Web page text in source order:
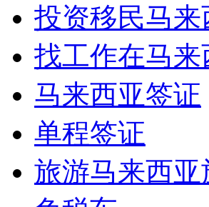
投资移民马来
找工作在马来
马来西亚签证
单程签证
旅游马来西亚